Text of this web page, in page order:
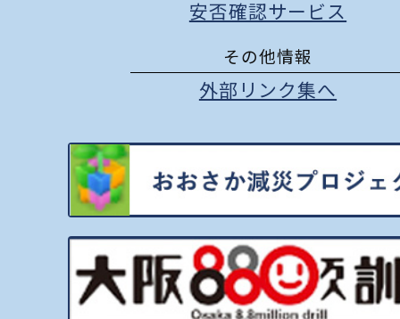
安否確認サービス
その他情報
外部リンク集へ